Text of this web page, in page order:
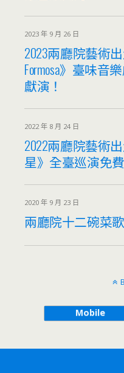
2023 年 9 月 26 日
2023兩廳院藝術
Formosa》臺味音
獻演！
2022 年 8 月 24 日
2022兩廳院藝術
星》全臺巡演免
2020 年 9 月 23 日
兩廳院十二碗菜
Mobile